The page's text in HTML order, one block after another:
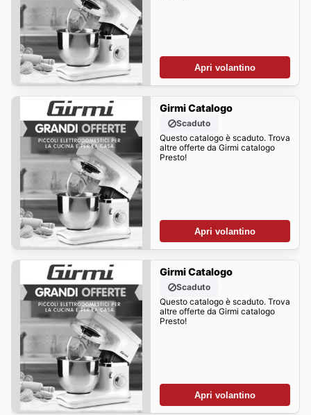
Apri volantino
Girmi Catalogo
Scaduto
Questo catalogo è scaduto. Trova
altre offerte da Girmi catalogo
Presto!
Apri volantino
Girmi Catalogo
Scaduto
Questo catalogo è scaduto. Trova
altre offerte da Girmi catalogo
Presto!
Apri volantino